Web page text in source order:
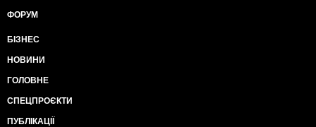
ФОРУМ
БІЗНЕС
НОВИНИ
ГОЛОВНЕ
СПЕЦПРОЄКТИ
ПУБЛІКАЦІЇ